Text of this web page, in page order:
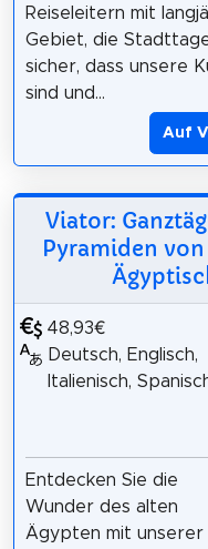
Reiseleitern mit
Gebiet, die
sicher, dass unsere
sind und...
Auf
Viator:
Pyramiden
48,93€
Deutsch, Englisch,
Italienisch,
Entdecken Sie die
Wunder des alten
Ägypten mit unserer